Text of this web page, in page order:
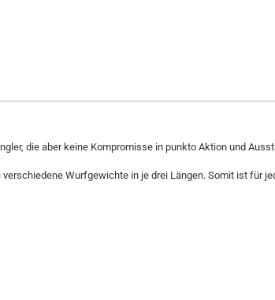
die aber keine Kompromisse in punkto Aktion und
Wurfgewichte in je drei Längen. Somit ist für